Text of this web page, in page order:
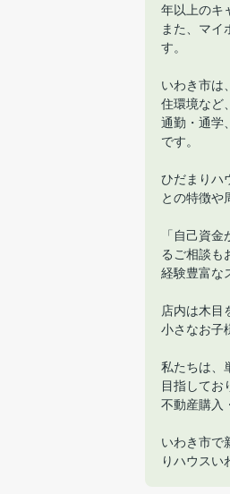
年以上のキ
また、マイ
す。
いわき市は
住環境など
通勤・通学
です。
ひだまりハ
との特徴や
「自己資
るご相談も
経験豊富な
店内は木目
小さなお子
私たちは、
目指してお
不動産購入
いわき市で
りハウスい